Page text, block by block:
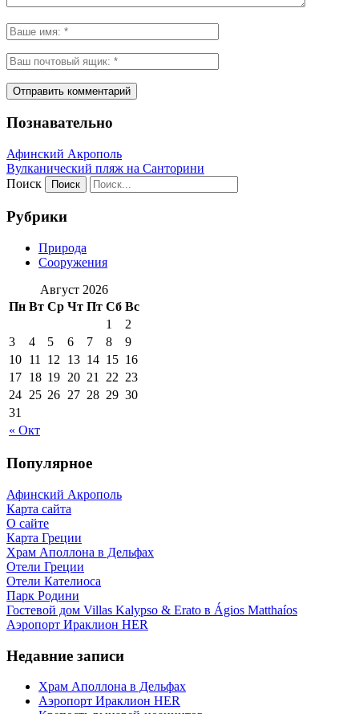
Познавательно
Афинский Акрополь
Вулканический пляж на Санторини
Поиск
Рубрики
Природа
Сооружения
Август 2026
Пн Вт Ср Чт Пт Сб Вс
« Окт
1
2
3
4 5 6 7 8
9
10 11 12 13 14 15 16
17 18 19 20 21 22 23
24 25 26 27 28 29 30
31
Популярное
Афинский Акрополь
Карта сайта
О сайте
Карта Греции
Храм Аполлона в Дельфах
Отели Греции
Отели Кателиоса
Парк Родини
Гостевой дом Villas Kalypso & Erato в Ágios Matthaíos
Аэропорт Ираклион HER
Недавние записи
Храм Аполлона в Дельфах
Аэропорт Ираклион HER